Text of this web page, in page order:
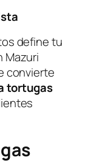
define tu
Mazuri
convierte
tortugas